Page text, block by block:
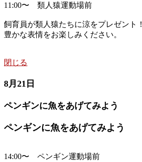
11:00〜 類人猿運動場前
飼育員が類人猿たちに涼をプレゼント！
豊かな表情をお楽しみください。
閉じる
8月21日
ペンギンに魚をあげてみよう
ペンギンに魚をあげてみよう
14:00〜 ペンギン運動場前